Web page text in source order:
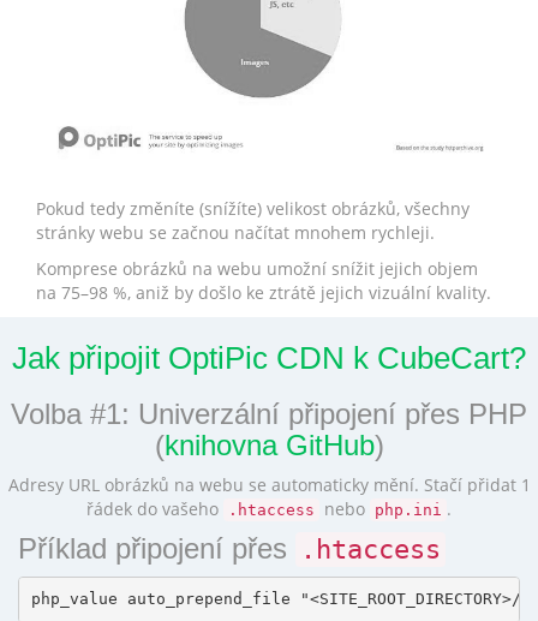
Pokud tedy změníte (snížíte) velikost obrázků, všechny
stránky webu se začnou načítat mnohem rychleji.
Komprese obrázků na webu umožní snížit jejich objem
na 75–98 %, aniž by došlo ke ztrátě jejich vizuální kvality.
Jak připojit OptiPic CDN k CubeCart?
Volba #1: Univerzální připojení přes PHP
(knihovna GitHub)
Adresy URL obrázků na webu se automaticky mění. Stačí přidat 1
řádek do vašeho
.htaccess nebo php.ini .
Příklad připojení přes .htaccess